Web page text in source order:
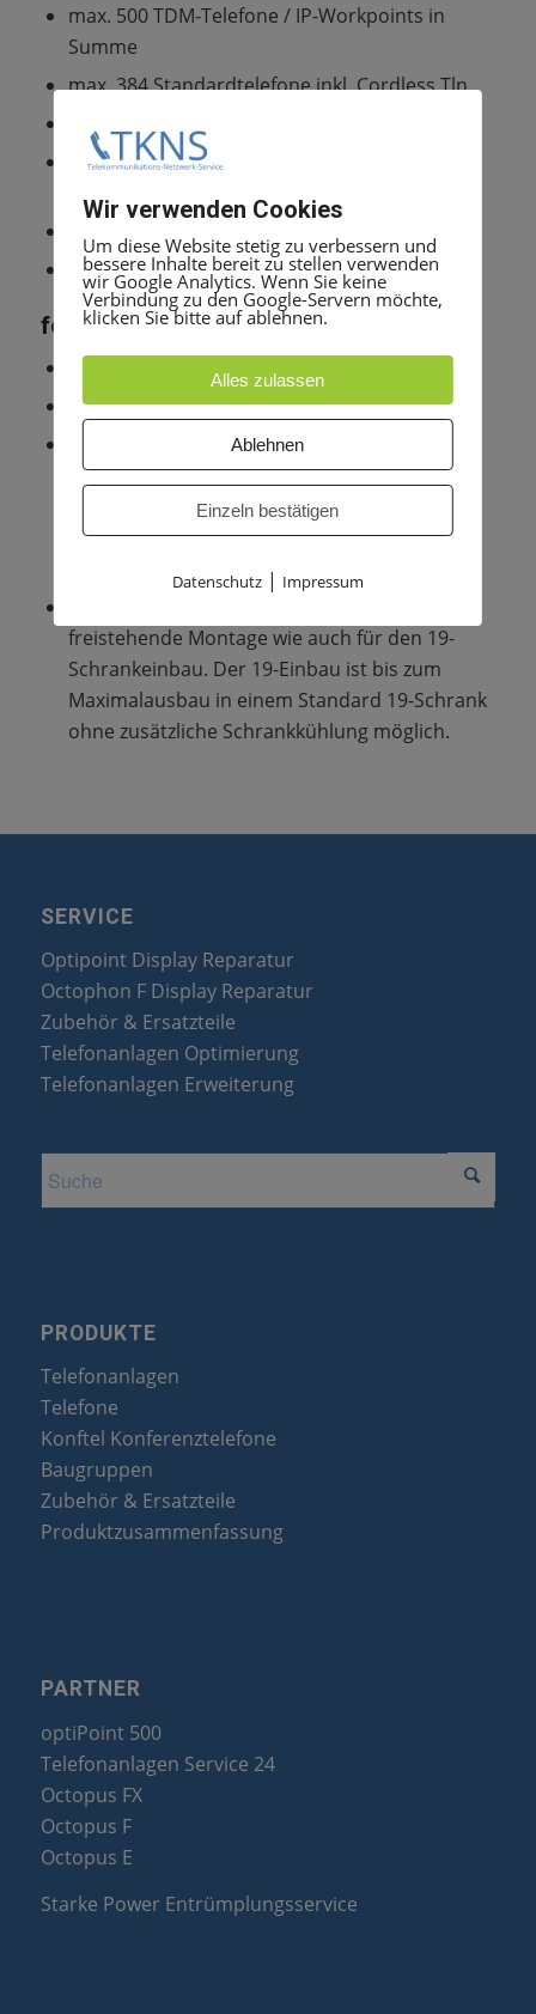
max. 500 TDM-Telefone / IP-Workpoints in
Summe
max. 384 Standardtelefone inkl. Cordless Tln.
max. 4 SLC16N-Baugruppen mit bis zu 64 BS
120 Amts-/Querleitungen
folgende Ausbaustufen sind lieferbar:
Einboxanlage (Basisbox BB)
Zweiboxanlage (BB + Erweiterungsbox EB)
In der Basisbox BB stehen neun Einbauplätze,
in der Erweiterungsbox EB dreizehn
Einbauplätze für periphere Baugruppen zur
Verfügung. In der Basisbox hat die zentrale
Steuerung CBSAP einen festen Einbauplatz.
freistehende Montage wie auch für den 19-
Schrankeinbau. Der 19-Einbau ist bis zum
Maximalausbau in einem Standard 19-Schrank
ohne zusätzliche Schrankkühlung möglich.
SERVICE
Optipoint Display Reparatur
Octophon F Display Reparatur
Zubehör & Ersatzteile
Telefonanlagen Optimierung
Telefonanlagen Erweiterung
PRODUKTE
Telefonanlagen
Telefone
Konftel Konferenztelefone
Baugruppen
Zubehör & Ersatzteile
Produktzusammenfassung
PARTNER
optiPoint 500
Telefonanlagen Service 24
Octopus FX
Octopus F
Octopus E
Starke Power Entrümplungsservice
Wir verwenden Cookies
Um diese Website stetig zu verbessern und
bessere Inhalte bereit zu stellen verwenden
wir Google Analytics. Wenn Sie keine
Verbindung zu den Google-Servern möchte,
klicken Sie bitte auf ablehnen.
Alles zulassen
Ablehnen
Einzeln bestätigen
Datenschutz| Impressum